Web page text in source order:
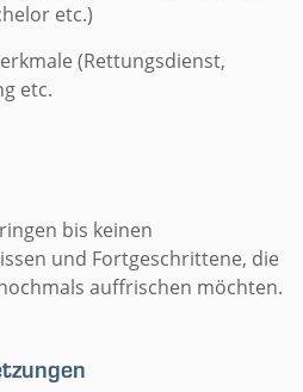
etc.)
(Rettungsdienst,
etc.
bis keinen
und Fortgeschrittene, die
auffrischen möchten.